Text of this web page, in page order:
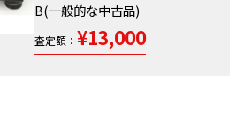
B(一般的な中古品)
査定額： ¥13,000